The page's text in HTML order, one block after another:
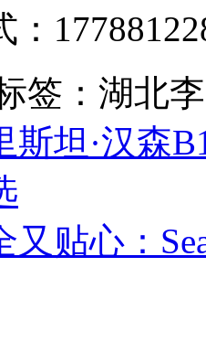
签：湖北
斯坦·汉森
又贴心：